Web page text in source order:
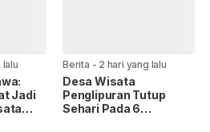
lalu
Jadi
Berita - 2 hari yang lalu
Desa Wisata
Penglipuran Tutup
Sehari Pada 6